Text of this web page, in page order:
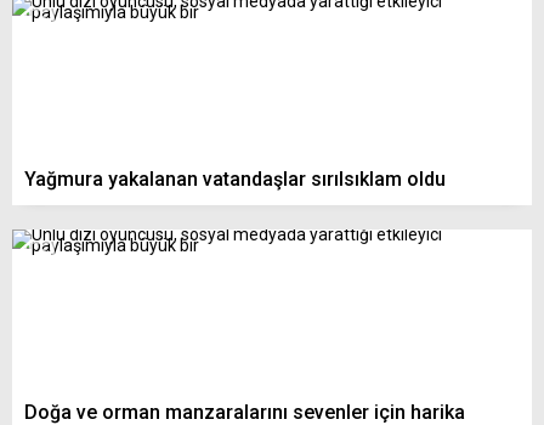
Yağmura yakalanan vatandaşlar sırılsıklam oldu
Doğa ve orman manzaralarını sevenler için harika